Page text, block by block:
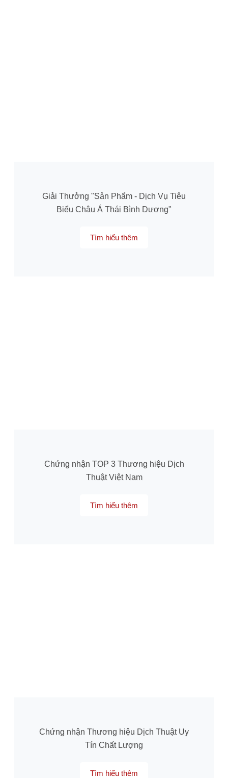
Giải Thưởng "Sản Phẩm - Dịch Vụ Tiêu
Biểu Châu Á Thái Bình Dương"
Tìm hiểu thêm
Chứng nhận TOP 3 Thương hiệu Dịch
Thuật Việt Nam
Tìm hiểu thêm
Chứng nhận Thương hiệu Dịch Thuật Uy
Tín Chất Lượng
Tìm hiểu thêm